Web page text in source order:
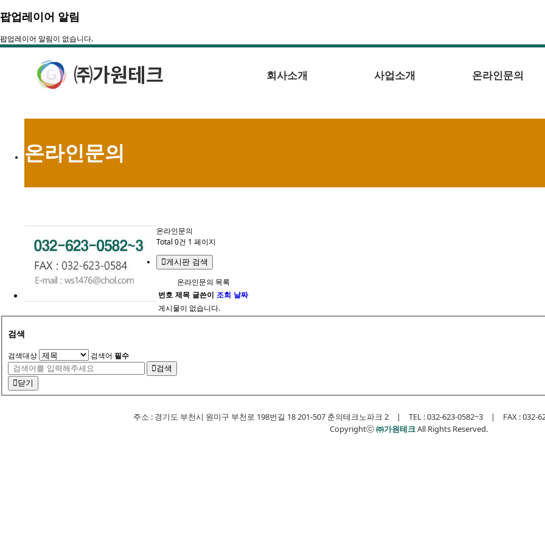
팝업레이어 알림
팝업레이어 알림이 없습니다.
회사소개 사업소개 온라인문의
온라인문의
온라인문의
Total 0건 1 페이지
게시판 검색
온라인문의 목록
번호 제목 글쓴이 조회 날짜
게시물이 없습니다.
검색
검색대상 검색어 필수
검색
닫기
주소 : 경기도 부천시 원미구 부천로 198번길 18 201-507 춘의테크노파크 2 | TEL : 032-623-0582~3 | FAX :
Copyrightⓒ㈜가원테크All Rights Reserved.